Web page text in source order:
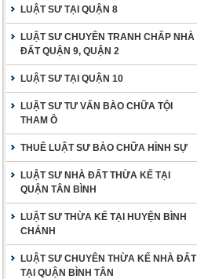
LUẬT SƯ TẠI QUẬN 8
LUẬT SƯ CHUYÊN TRANH CHẤP NHÀ
ĐẤT QUẬN 9, QUẬN 2
LUẬT SƯ TẠI QUẬN 10
LUẬT SƯ TƯ VẤN BÀO CHỮA TỘI
THAM Ô
THUÊ LUẬT SƯ BÀO CHỮA HÌNH SỰ
LUẬT SƯ NHÀ ĐẤT THỪA KẾ TẠI
QUẬN TÂN BÌNH
LUẬT SƯ THỪA KẾ TẠI HUYỆN BÌNH
CHÁNH
LUẬT SƯ CHUYÊN THỪA KẾ NHÀ ĐẤT
TẠI QUẬN BÌNH TÂN